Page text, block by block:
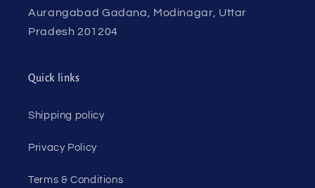
Aurangabad Gadana, Modinagar, Uttar
Pradesh 201204
Quick links
Shipping policy
Privacy Policy
Terms & Conditions